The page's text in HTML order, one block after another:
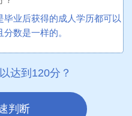
毕业后获得的成人学历都可以
数是一样的。
达到120分？
判断